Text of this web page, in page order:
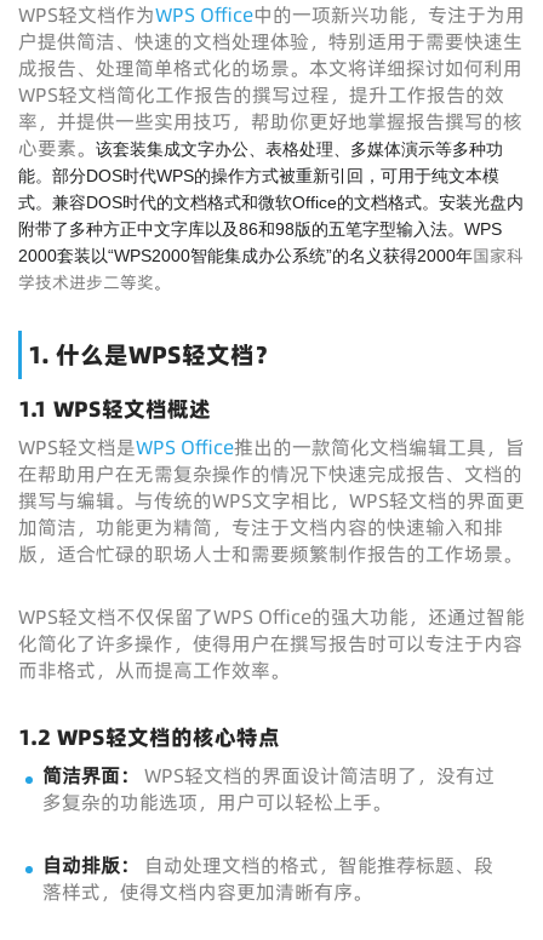
WPS轻文档作为WPS Office中的一项新兴功能，专注于为用
户提供简洁、快速的文档处理体验，特别适用于需要快速生
成报告、处理简单格式化的场景。本文将详细探讨如何利用
WPS轻文档简化工作报告的撰写过程，提升工作报告的效
率，并提供一些实用技巧，帮助你更好地掌握报告撰写的核
心要素。
该套装集成文字办公、表格处理、多媒体演示等多种功
能。部分DOS时代WPS的操作方式被重新引回，可用于纯文本模
式。兼容DOS时代的文档格式和微软Office的文档格式。安装光盘内
附带了多种方正中文字库以及86和98版的五笔字型输入法。WPS
2000套装以“WPS2000智能集成办公系统”的名义获得2000年国家科
学技术进步二等奖。
1. 什么是WPS轻文档？
1.1 WPS轻文档概述
WPS轻文档是WPS Office推出的一款简化文档编辑工具，旨
在帮助用户在无需复杂操作的情况下快速完成报告、文档的
撰写与编辑。与传统的WPS文字相比，WPS轻文档的界面更
加简洁，功能更为精简，专注于文档内容的快速输入和排
版，适合忙碌的职场人士和需要频繁制作报告的工作场景。
WPS轻文档不仅保留了WPS Office的强大功能，还通过智能
化简化了许多操作，使得用户在撰写报告时可以专注于内容
而非格式，从而提高工作效率。
1.2 WPS轻文档的核心特点
简洁界面：
WPS轻文档的界面设计简洁明了，没有过
多复杂的功能选项，用户可以轻松上手。
自动排版：
自动处理文档的格式，智能推荐标题、段
落样式，使得文档内容更加清晰有序。